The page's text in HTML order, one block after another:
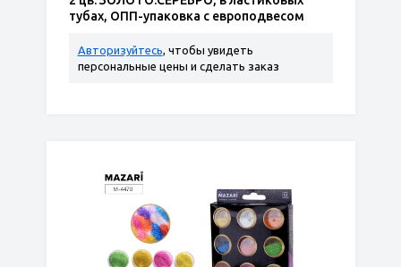
тубах, ОПП-упаковка с европодвесом
Авторизуйтесь, чтобы увидеть
персональные цены и сделать заказ